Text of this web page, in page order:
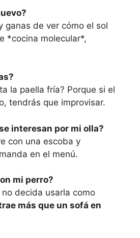
ganas de ver cómo el sol
*cocina molecular*,
la paella fría? Porque si el
tendrás que improvisar.
interesan por mi olla?
con una escoba y
en el menú.
mi perro?
decida usarla como
más que un sofá en